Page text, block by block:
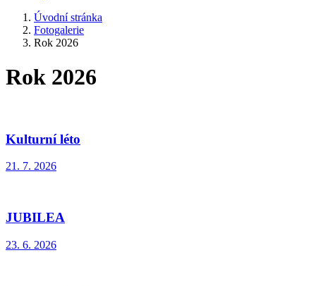
Úvodní stránka
Fotogalerie
Rok 2026
Rok 2026
Kulturní léto
21. 7. 2026
JUBILEA
23. 6. 2026